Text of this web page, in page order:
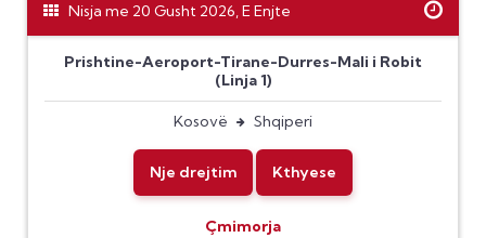
Nisja me 20 Gusht 2026, E Enjte
Prishtine-Aeroport-Tirane-Durres-Mali i Robit
(Linja 1)
Kosovë Shqiperi
Nje drejtim Kthyese
Çmimorja